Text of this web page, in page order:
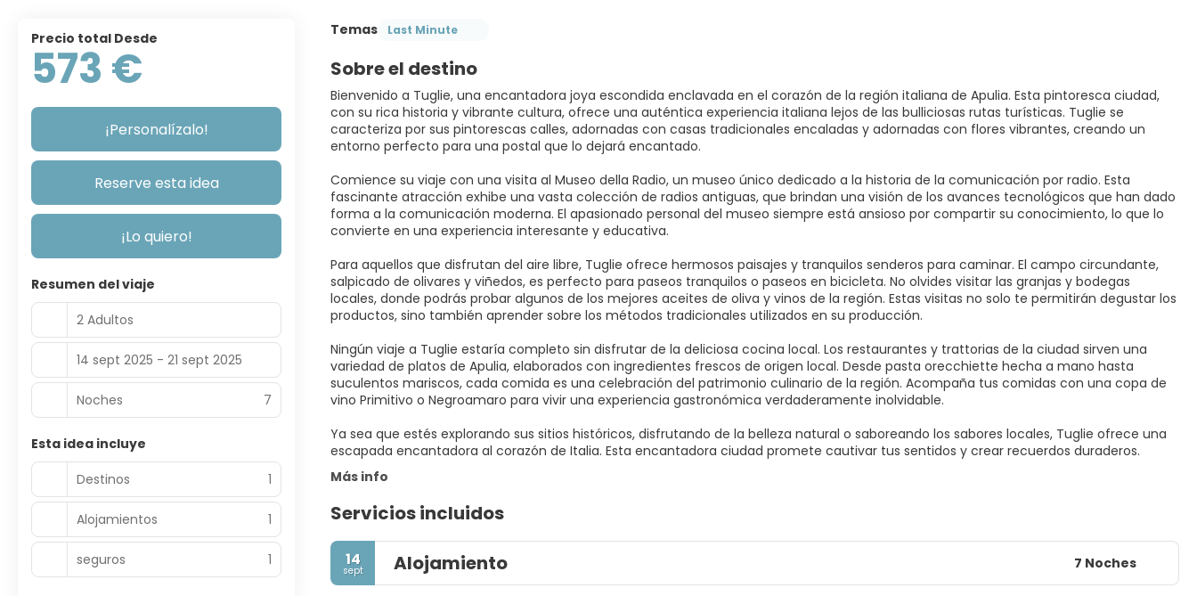
Temas Last Minute
Sobre el destino
Bienvenido a Tuglie, una encantadora joya escondida enclavada en el corazón de la región italiana de Apulia. Esta pintoresca ciudad,
con su rica historia y vibrante cultura, ofrece una auténtica experiencia italiana lejos de las bulliciosas rutas turísticas. Tuglie se
caracteriza por sus pintorescas calles, adornadas con casas tradicionales encaladas y adornadas con flores vibrantes, creando un
entorno perfecto para una postal que lo dejará encantado.
Comience su viaje con una visita al Museo della Radio, un museo único dedicado a la historia de la comunicación por radio. Esta
fascinante atracción exhibe una vasta colección de radios antiguas, que brindan una visión de los avances tecnológicos que han dado
forma a la comunicación moderna. El apasionado personal del museo siempre está ansioso por compartir su conocimiento, lo que lo
convierte en una experiencia interesante y educativa.
Para aquellos que disfrutan del aire libre, Tuglie ofrece hermosos paisajes y tranquilos senderos para caminar. El campo circundante,
salpicado de olivares y viñedos, es perfecto para paseos tranquilos o paseos en bicicleta. No olvides visitar las granjas y bodegas
locales, donde podrás probar algunos de los mejores aceites de oliva y vinos de la región. Estas visitas no solo te permitirán degustar los
productos, sino también aprender sobre los métodos tradicionales utilizados en su producción.
Ningún viaje a Tuglie estaría completo sin disfrutar de la deliciosa cocina local. Los restaurantes y trattorias de la ciudad sirven una
variedad de platos de Apulia, elaborados con ingredientes frescos de origen local. Desde pasta orecchiette hecha a mano hasta
suculentos mariscos, cada comida es una celebración del patrimonio culinario de la región. Acompaña tus comidas con una copa de
vino Primitivo o Negroamaro para vivir una experiencia gastronómica verdaderamente inolvidable.
Ya sea que estés explorando sus sitios históricos, disfrutando de la belleza natural o saboreando los sabores locales, Tuglie ofrece una
escapada encantadora al corazón de Italia. Esta encantadora ciudad promete cautivar tus sentidos y crear recuerdos duraderos.
Más info
Servicios incluidos
14
sept Alojamiento 7 Noches
Precio total Desde
573 €
¡Personalízalo!
Reserve esta idea
¡Lo quiero!
Resumen del viaje
2 Adultos
14 sept 2025 - 21 sept 2025
Noches 7
Esta idea incluye
Destinos
1
Alojamientos 1
seguros 1